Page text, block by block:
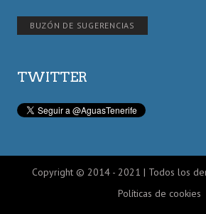
BUZÓN DE SUGERENCIAS
TWITTER
Copyright © 2014 - 2021 | Todos los
Políticas de cookies